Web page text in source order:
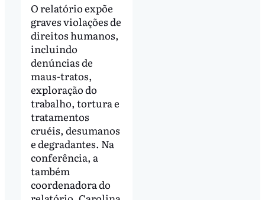
O relatório expõe
graves violações de
direitos humanos,
incluindo
denúncias de
maus-tratos,
exploração do
trabalho, tortura e
tratamentos
cruéis, desumanos
e degradantes. Na
conferência, a
também
coordenadora do